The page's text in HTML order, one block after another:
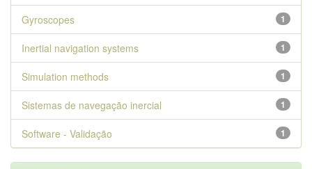
1
Gyroscopes
1
Inertial navigation systems
1
Simulation methods
1
Sistemas de navegação inercial
1
Software - Validação